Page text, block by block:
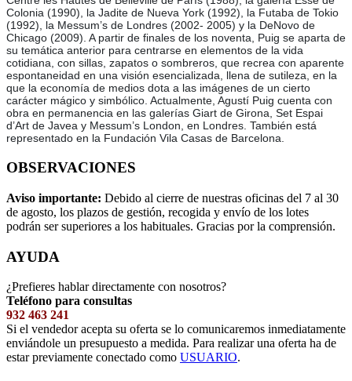
Colonia (1990), la Jadite de Nueva York (1992), la Futaba de Tokio
(1992), la Messum’s de Londres (2002- 2005) y la DeNovo de
Chicago (2009). A partir de finales de los noventa, Puig se aparta de
su temática anterior para centrarse en elementos de la vida
cotidiana, con sillas, zapatos o sombreros, que recrea con aparente
espontaneidad en una visión esencializada, llena de sutileza, en la
que la economía de medios dota a las imágenes de un cierto
carácter mágico y simbólico. Actualmente, Agustí Puig cuenta con
obra en permanencia en las galerías Giart de Girona, Set Espai
d’Art de Javea y Messum’s London, en Londres. También está
representado en la Fundación Vila Casas de Barcelona.
OBSERVACIONES
Aviso importante: Debido al cierre de nuestras oficinas del 7 al 30
de agosto, los plazos de gestión, recogida y envío de los lotes
podrán ser superiores a los habituales. Gracias por la comprensión.
AYUDA
¿Prefieres hablar directamente con nosotros?
Teléfono para consultas
932 463 241
Si el vendedor acepta su oferta se lo comunicaremos inmediatamente
enviándole un presupuesto a medida. Para realizar una oferta ha de
estar previamente conectado como USUARIO.